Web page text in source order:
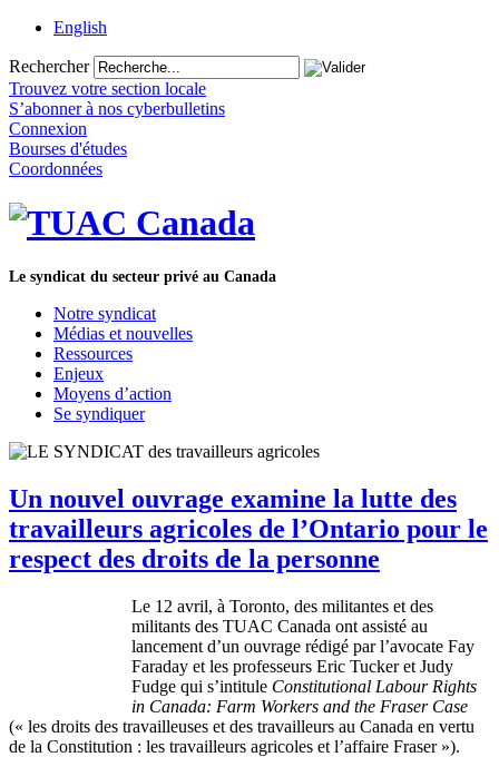
English
Rechercher
Trouvez votre section locale
S’abonner à nos cyberbulletins
Connexion
Bourses d'études
Coordonnées
Le syndicat du secteur privé au Canada
Notre syndicat
Médias et nouvelles
Ressources
Enjeux
Moyens d’action
Se syndiquer
Un nouvel ouvrage examine la lutte des
travailleurs agricoles de l’Ontario pour le
respect des droits de la personne
Le 12 avril, à Toronto, des militantes et des
militants des TUAC Canada ont assisté au
lancement d’un ouvrage rédigé parl’avocate Fay
Faraday et les professeurs Eric Tucker et Judy
Fudge qui s’intitule Constitutional LabourRights
in Canada: Farm Workers and the Fraser Case
(« les droits des travailleuses et des travailleurs au Canada en vertu
de la Constitution : les travailleurs agricoles et l’affaire Fraser »).